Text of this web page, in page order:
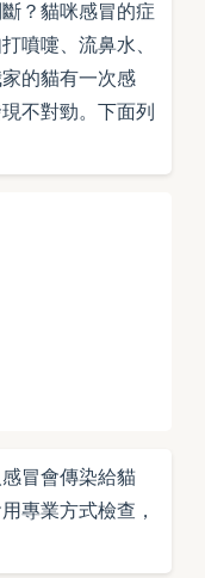
？貓咪感冒的症
噴嚏、流鼻水、
的貓有一次感
不對勁。下面列
冒會傳染給貓
專業方式檢查，